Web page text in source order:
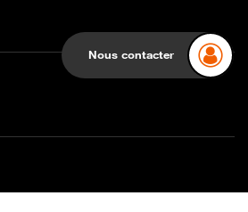
Nous contacter